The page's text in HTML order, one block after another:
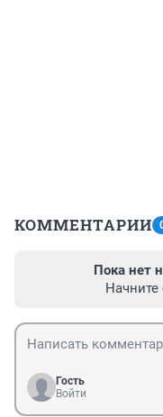
КОММЕНТАРИИ
Пока нет
Гость
Войти